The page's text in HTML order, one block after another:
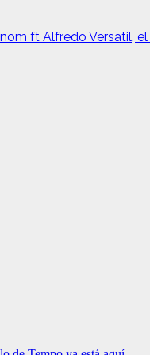
ft Alfredo Versatil,